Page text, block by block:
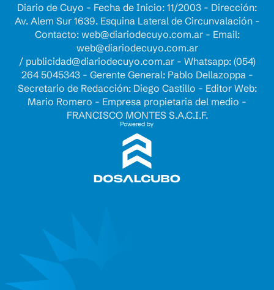
Diario de Cuyo - Fecha de Inicio: 11/2003 - Dirección:
Av. Alem Sur 1639. Esquina Lateral de Circunvalación -
Contacto: web@diariodecuyo.com.ar- Email:
web@diariodecuyo.com.ar
/ publicidad@diariodecuyo.com.ar- Whatsapp: (054)
264 5045343 - Gerente General: Pablo Dellazoppa -
Secretario de Redacción: Diego Castillo - Editor Web:
Mario Romero - Empresa propietaria del medio -
FRANCISCO MONTES S.A.C.I.F.